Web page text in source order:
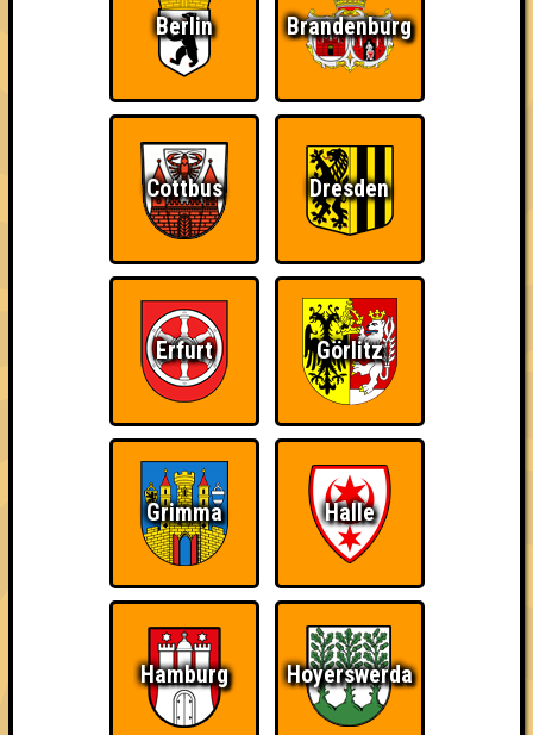
QUIZLABOR Senftenberg #7
Sachsen hat frei - Brandenburg quizzt! · 19.11.2025 · Jamm
Punkte Angemeldete Teams
Berlin Brandenburg
Cottbus Dresden
Erfurt Görlitz
Grimma Halle
Hamburg Hoyerswerda